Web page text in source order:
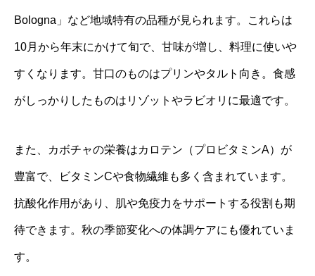
Bologna」など地域特有の品種が見られます。これらは
10月から年末にかけて旬で、甘味が増し、料理に使いや
すくなります。甘口のものはプリンやタルト向き。食感
がしっかりしたものはリゾットやラビオリに最適です。
また、カボチャの栄養はカロテン（プロビタミンA）が
豊富で、ビタミンCや食物繊維も多く含まれています。
抗酸化作用があり、肌や免疫力をサポートする役割も期
待できます。秋の季節変化への体調ケアにも優れていま
す。